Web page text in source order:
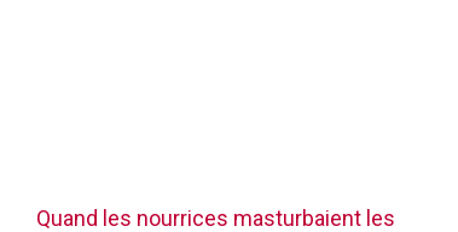
Quand les nourrices masturbaient les